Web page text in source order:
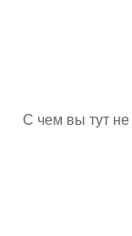
С чем вы тут